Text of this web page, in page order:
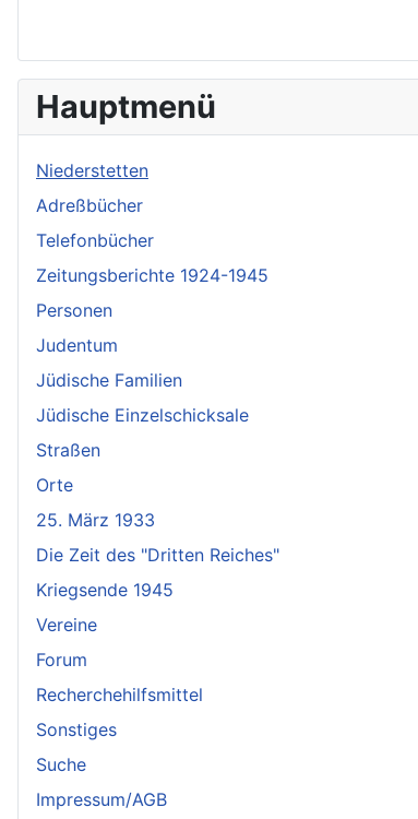
Hauptmenü
Niederstetten
Adreßbücher
Telefonbücher
Zeitungsberichte 1924-1945
Personen
Judentum
Jüdische Familien
Jüdische Einzelschicksale
Straßen
Orte
25. März 1933
Die Zeit des "Dritten Reiches"
Kriegsende 1945
Vereine
Forum
Recherchehilfsmittel
Sonstiges
Suche
Impressum/AGB